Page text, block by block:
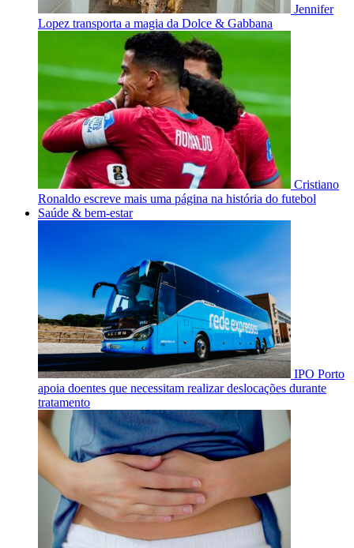
Jennifer
Lopez transporta a magia da Dolce & Gabbana
Cristiano
Ronaldo escreve mais uma página na história do futebol
Saúde & bem-estar
IPO Porto
apoia doentes que necessitam realizar deslocações durante
tratamento